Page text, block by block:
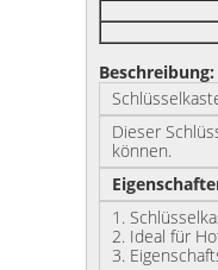
Beschreibung:
Dieser
können.
1.
2. Ideal für
3.